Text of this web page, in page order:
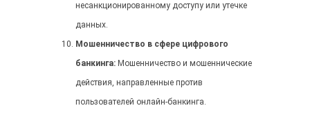
несанкционированному доступу или утечке
данных.
Мошенничество в сфере цифрового
банкинга: Мошенничество и мошеннические
действия, направленные против
пользователей онлайн-банкинга.